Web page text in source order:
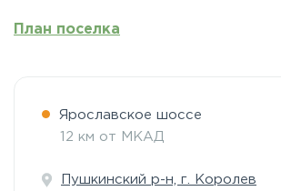
План поселка
Ярославское шоссе
12 км от МКАД
Пушкинский р-н, г. Королев